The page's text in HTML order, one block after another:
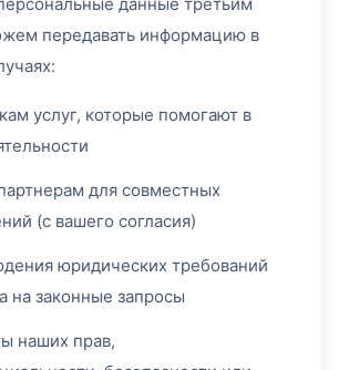
передавать информацию в
услуг, которые помогают в
для совместных
(с вашего согласия)
юридических требований
на законные запросы
наших прав,